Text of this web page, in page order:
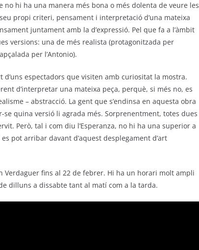
no hi ha una manera més bona o més dolenta de veure les
propi criteri, pensament i interpretació d’una mateixa
juntament amb la d’expressió. Pel que fa a l’àmbit
versions: una de més realista (protagonitzada per
per l’Antonio).
espectadors que visiten amb curiositat la mostra.
d’interpretar una mateixa peça, perquè, si més no, es
– abstracció. La gent que s’endinsa en aquesta obra
quina versió li agrada més. Sorprenentment, totes dues
Però, tal i com diu l’Esperanza, no hi ha una superior a
pot arribar davant d’aquest desplegament d’art
Verdaguer fins al 22 de febrer. Hi ha un horari molt ampli
dilluns a dissabte tant al matí com a la tarda.